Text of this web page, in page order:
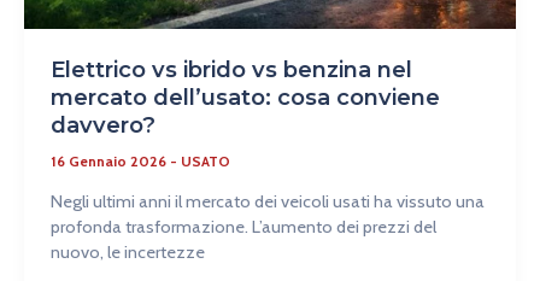
Elettrico vs ibrido vs benzina nel
mercato dell’usato: cosa conviene
davvero?
16 Gennaio 2026 - USATO
Negli ultimi anni il mercato dei veicoli usati ha vissuto una
profonda trasformazione. L’aumento dei prezzi del
nuovo, le incertezze